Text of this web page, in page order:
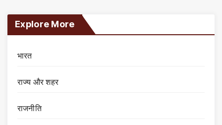
Explore More
भारत
राज्य और शहर
राजनीति